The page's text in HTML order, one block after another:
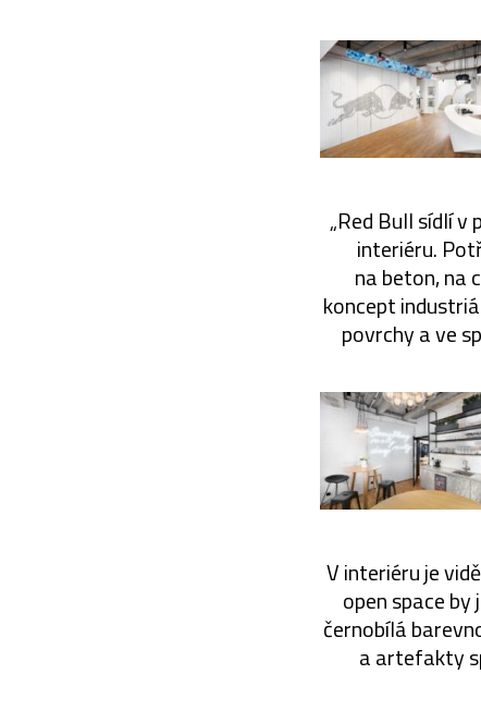
„Red Bull sídlí
interiéru.
na beton, na
koncept
povrchy a ve
V interiéru je
open space
černobílá
a artefakty